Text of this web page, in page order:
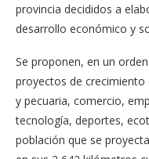
provincia decididos a
desarrollo económico y
Se proponen, en un
proyectos de crecimiento
y pecuaria, comercio,
tecnología, deportes,
población que se